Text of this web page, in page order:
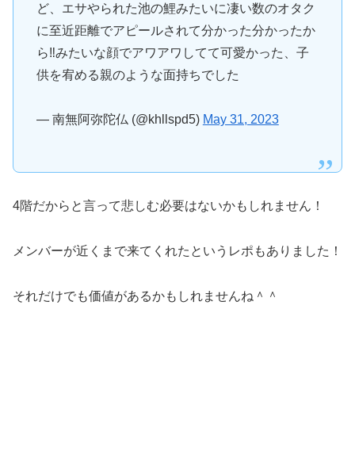
ど、エサやられた池の鯉みたいに凄い数のオタク
に至近距離でアピールされて分かった分かったか
ら‼️みたいな顔でアワアワしてて可愛かった、子
供を宥める親のような面持ちでした
— 南無阿弥陀仏 (@khllspd5) May 31, 2023
4階だからと言って悲しむ必要はないかもしれません！
メンバーが近くまで来てくれたというレポもありました！
それだけでも価値があるかもしれませんね＾＾